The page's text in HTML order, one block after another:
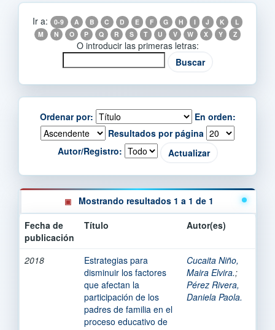
Ir a: 0-9 A B C D E F G H I J K
L
M
N O P Q R S T U V W X Y Z
O introducir las primeras letras:
Ordenar por:
En orden:
Resultados por página
Autor/Registro:
Mostrando resultados 1 a 1 de 1
Fecha de
publicación
Título Autor(es)
2018
Estrategias para
disminuir los factores
que afectan la
participación de los
padres de familia en el
proceso educativo de
Cucaita Niño,
Maira Elvira.;
Pérez Rivera,
Daniela Paola.